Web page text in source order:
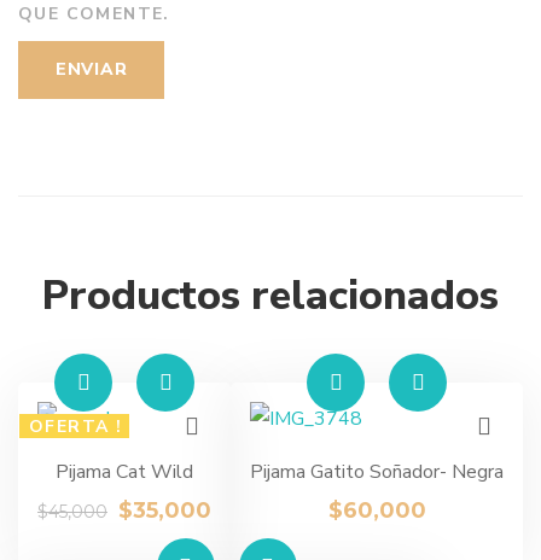
QUE COMENTE.
Productos relacionados
OFERTA !
Pijama Cat Wild
$45,000 $35,000
Pijama Gatito Soñador- Negra
$60,000